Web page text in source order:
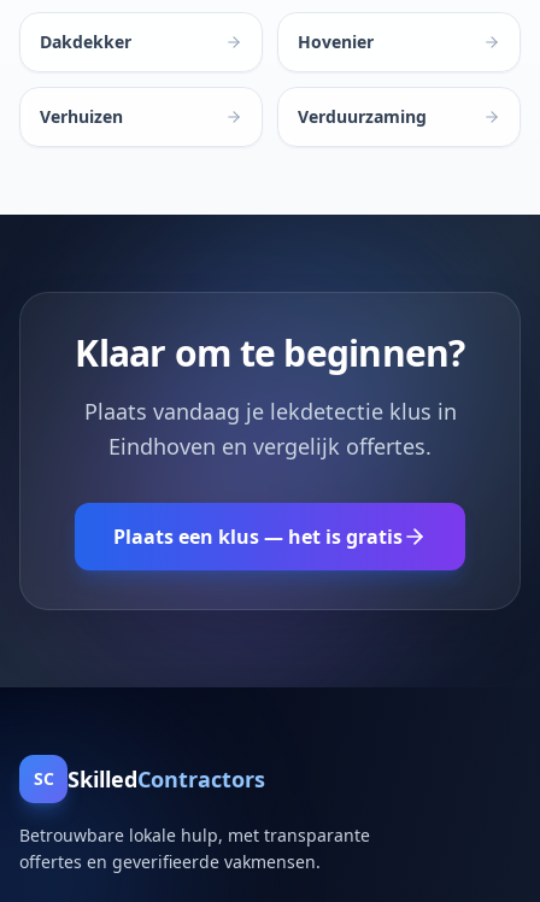
Dakdekker Hovenier
Verhuizen Verduurzaming
Klaar om te beginnen?
Plaats vandaag je lekdetectie klus in
Eindhoven en vergelijk offertes.
Plaats een klus — het is gratis
SC SkilledContractors
Betrouwbare lokale hulp, met transparante
offertes en geverifieerde vakmensen.